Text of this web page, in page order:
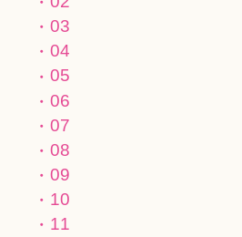
03
04
05
06
07
08
09
10
11